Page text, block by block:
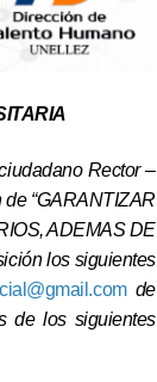
Rector –
“GARANTIZAR
ADEMAS DE
los siguientes
de
de los siguientes